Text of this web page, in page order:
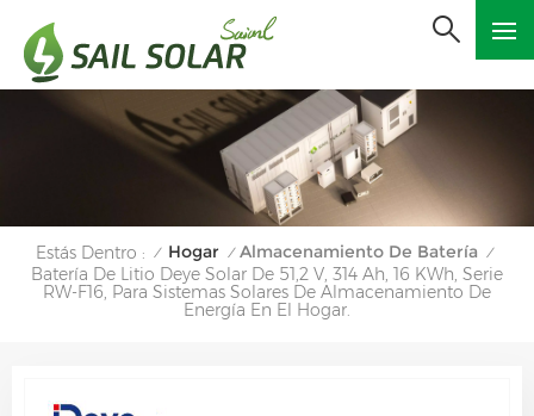
Estás Dentro : / Hogar / Almacenamiento De Batería /
Batería De Litio Deye Solar De 51,2 V, 314 Ah, 16 KWh, Serie
RW-F16, Para Sistemas Solares De Almacenamiento De
Energía En El Hogar.